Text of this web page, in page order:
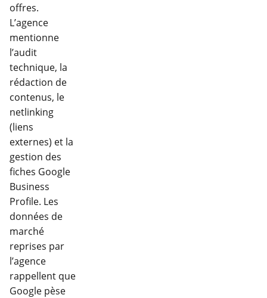
offres.
L’agence
mentionne
l’audit
technique, la
rédaction de
contenus, le
netlinking
(liens
externes) et la
gestion des
fiches Google
Business
Profile. Les
données de
marché
reprises par
l’agence
rappellent que
Google pèse